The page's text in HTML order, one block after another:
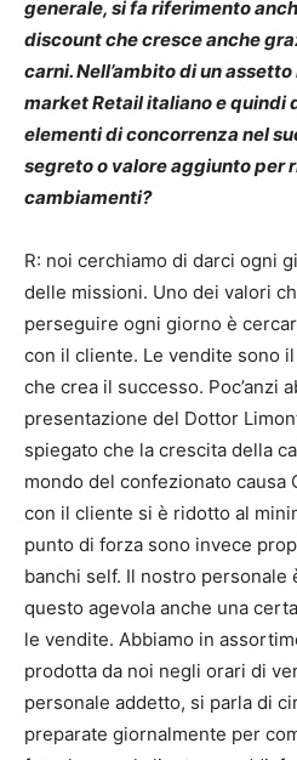
generale, si fa riferimento
discount che cresce anche
carni. Nell’ambito di un
market Retail italiano e quindi
elementi di concorrenza nel
segreto o valore aggiunto per
cambiamenti?
R: noi cerchiamo di darci ogni
delle missioni. Uno dei valori
perseguire ogni giorno è
con il cliente. Le vendite sono
che crea il successo. Poc’anzi
presentazione del Dottor
spiegato che la crescita della
mondo del confezionato causa
con il cliente si è ridotto al
punto di forza sono invece
banchi self. Il nostro personale
questo agevola anche una
le vendite. Abbiamo in
prodotta da noi negli orari di
personale addetto, si parla di
preparate giornalmente per